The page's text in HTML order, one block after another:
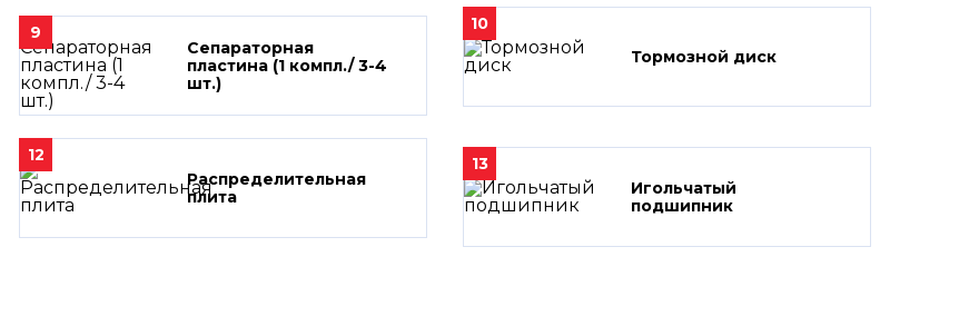
9
Сепараторная
пластина (1 компл./ 3-4
шт.)
10
Тормозной диск
12
Распределительная
плита
13
Игольчатый
подшипник